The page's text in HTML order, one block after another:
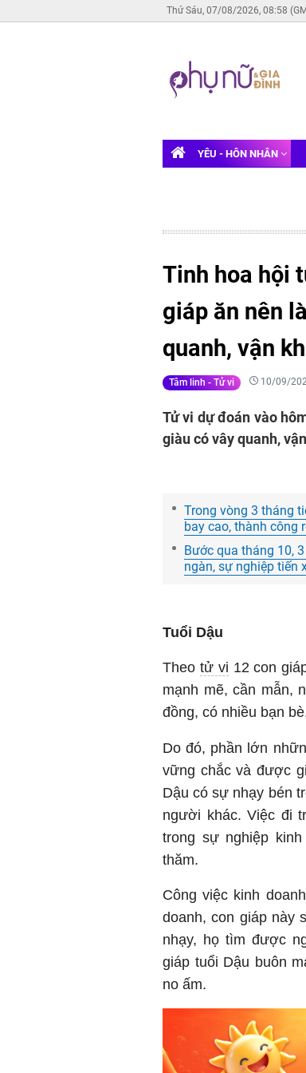
Thứ Sáu, 07/08/2026, 08:58
YÊU - HÔN NHÂN
Tinh hoa hội
giáp ăn nên
quanh, vận
Tâm linh - Tử vi 10/09/
Tử vi dự đoán vào
giàu có vây quanh,
Trong vòng 3 tháng
bay cao, thành công
Bước qua tháng 10,
ngàn, sự nghiệp tiến
Tuổi Dậu
Theo tử vi 12 con
mạnh mẽ, cần mẫn,
đồng, có nhiều bạn
Do đó, phần lớn
vững chắc và được
Dậu có sự nhạy bén
người khác. Việc đi
trong sự nghiệp
thăm.
Công việc kinh
doanh, con giáp này
nhạy, họ tìm được
giáp tuổi Dậu buôn
no ấm.